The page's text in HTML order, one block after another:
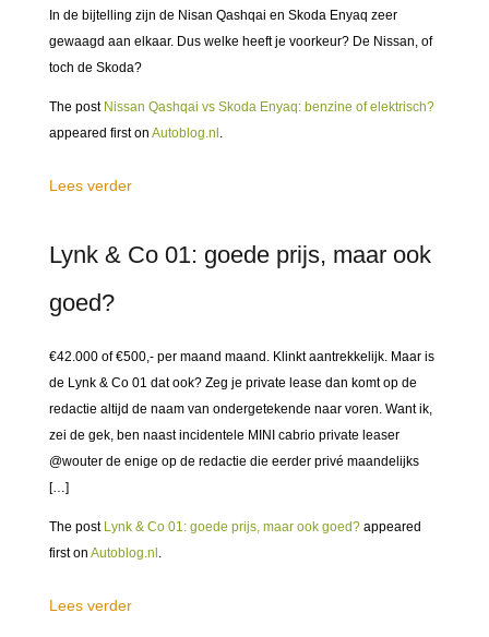
In de bijtelling zijn de Nisan Qashqai en Skoda Enyaq zeer
gewaagd aan elkaar. Dus welke heeft je voorkeur? De Nissan, of
toch de Skoda?
The post Nissan Qashqai vs Skoda Enyaq: benzine of elektrisch?
appeared first on Autoblog.nl .
Lees verder
Lynk & Co 01: goede prijs, maar ook
goed?
€42.000 of €500,- per maand maand. Klinkt aantrekkelijk. Maar is
de Lynk & Co 01 dat ook? Zeg je private lease dan komt op de
redactie altijd de naam van ondergetekende naar voren. Want ik,
zei de gek, ben naast incidentele MINI cabrio private leaser
@wouter de enige op de redactie die eerder privé maandelijks
[…]
The post Lynk & Co 01: goede prijs, maar ook goed? appeared
first on Autoblog.nl .
Lees verder